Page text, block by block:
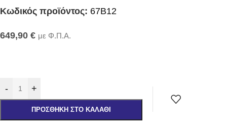
Κωδικός προϊόντος: 67B12
649,90 € με Φ.Π.Α.
- +
ΠΡΟΣΘΉΚΗ ΣΤΟ ΚΑΛΆΘΙ